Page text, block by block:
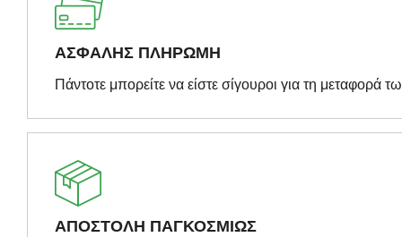
ΑΣΦΑΛΗΣ ΠΛΗΡΩΜΗ
Πάντοτε μπορείτε να είστε σίγουροι για τη μεταφορά
ΑΠΟΣΤΟΛΗ ΠΑΓΚΟΣΜΙΩΣ